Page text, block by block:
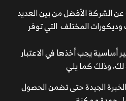
الشركة الأفضل من بين العديد
المختلف التي توفر
أساسية يجب أخذها في الاعتبار
لك، وذلك كما يلي
الجيدة حتى تضمن الحصول